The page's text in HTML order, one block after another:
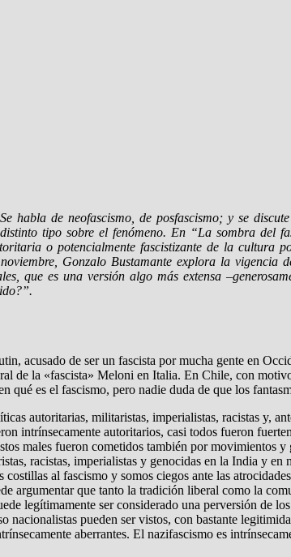
habla de neofascismo, de posfascismo; y se
tipo sobre el fenómeno. En “La sombra del
o potencialmente fascistizante de la cultura
Gonzalo Bustamante explora la vigencia
que es una versión algo más extensa
acusado de ser un fascista por mucha gente en
de la «fascista» Meloni en Italia. En Chile, con
es el fascismo, pero nadie duda de que los
autoritarias, militaristas, imperialistas, racistas y,
intrínsecamente autoritarios, casi todos fueron
males fueron cometidos también por movimientos
racistas, imperialistas y genocidas en la India y
al fascismo y somos ciegos ante las
argumentar que tanto la tradición liberal como la
legítimamente ser considerado una perversión de
pueden ser vistos, con bastante
aberrantes. El nazifascismo es